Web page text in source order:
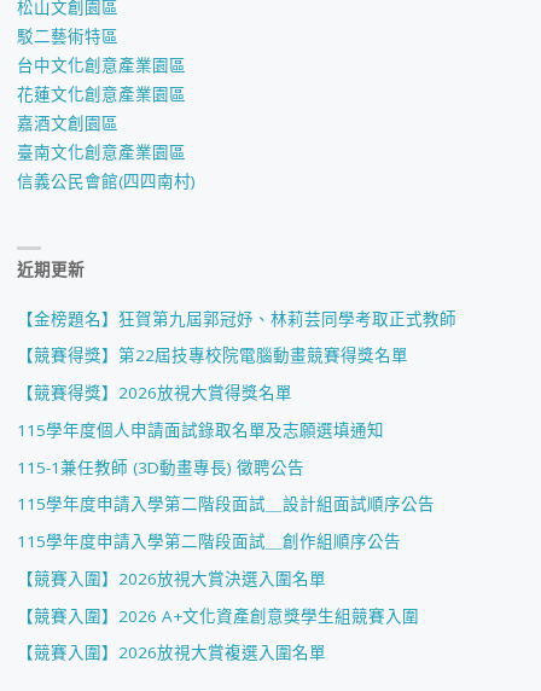
松山文創園區
駁二藝術特區
台中文化創意產業園區
花蓮文化創意產業園區
嘉酒文創園區
臺南文化創意產業園區
信義公民會館(四四南村)
近期更新
【金榜題名】狂賀第九屆郭冠妤、林莉芸同學考取正式教師
【競賽得獎】第22屆技專校院電腦動畫競賽得獎名單
【競賽得獎】2026放視大賞得獎名單
115學年度個人申請面試錄取名單及志願選填通知
115-1兼任教師 (3D動畫專長) 徵聘公告
115學年度申請入學第二階段面試＿設計組面試順序公告
115學年度申請入學第二階段面試＿創作組順序公告
【競賽入圍】2026放視大賞決選入圍名單
【競賽入圍】2026 A+文化資產創意獎學生組競賽入圍
【競賽入圍】2026放視大賞複選入圍名單